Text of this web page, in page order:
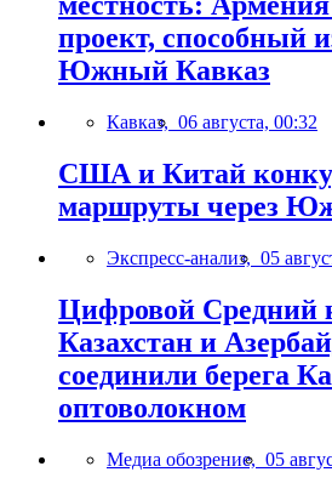
проект, способный
Южный Кавказ
Кавказ, 06 августа, 00:32
США и Китай
маршруты через
Экспресс-анализ, 05
Цифровой Средний
Казахстан и
соединили берега
оптоволокном
Медиа обозрение, 05